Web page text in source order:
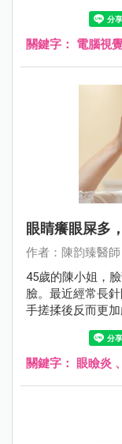
痛，與不當的姿
視力相關症狀，
題可能和眼鏡度
可能降低工作效
關鍵字： 電腦視
眼睛癢眼屎多
作者：陳韵臻醫師
45歲的陳小姐，
臉。最近經常長
手搓揉後反而更
雙眼也常讓人誤
皮膚科及眼科就
且有嚴重的眼瞼
關鍵字： 眼瞼炎 、